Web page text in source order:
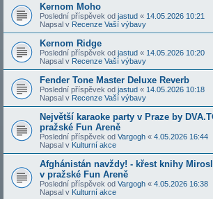
Kernom Moho
Poslední příspěvek od jastud « 14.05.2026 10:21
Napsal v Recenze Vaší výbavy
Kernom Ridge
Poslední příspěvek od jastud « 14.05.2026 10:20
Napsal v Recenze Vaší výbavy
Fender Tone Master Deluxe Reverb
Poslední příspěvek od jastud « 14.05.2026 10:18
Napsal v Recenze Vaší výbavy
Největší karaoke party v Praze by
pražské Fun Areně
Poslední příspěvek od Vargogh « 4.05.2026 16:44
Napsal v Kulturní akce
Afghánistán navždy! - křest knihy
v pražské Fun Areně
Poslední příspěvek od Vargogh « 4.05.2026 16:38
Napsal v Kulturní akce